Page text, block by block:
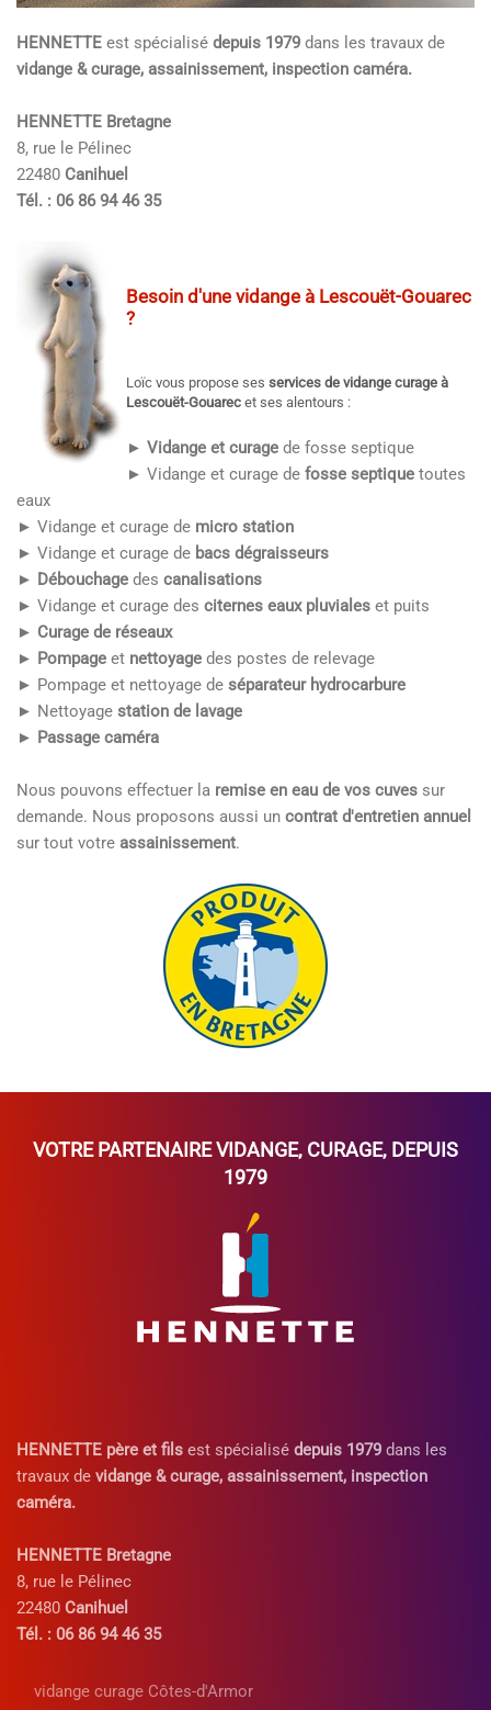
HENNETTE est spécialisé depuis 1979 dans les travaux de
vidange & curage, assainissement, inspection caméra.
HENNETTE Bretagne
8, rue le Pélinec
22480 Canihuel
Tél. : 06 86 94 46 35
Besoin d'une vidange à Lescouët-Gouarec
?
Loïc vous propose ses services de vidange curage à
Lescouët-Gouarec et ses alentours :
► Vidange et curage de fosse septique
► Vidange et curage de fosse septique toutes
eaux
► Vidange et curage de micro station
► Vidange et curage de bacs dégraisseurs
► Débouchage des canalisations
► Vidange et curage des citernes eaux pluviales et puits
► Curage de réseaux
► Pompage et nettoyage des postes de relevage
► Pompage et nettoyage de séparateur hydrocarbure
► Nettoyage station de lavage
► Passage caméra
Nous pouvons effectuer la remise en eau de vos cuves sur
demande. Nous proposons aussi un contrat d'entretien annuel
sur tout votre assainissement.
VOTRE PARTENAIREVIDANGE, CURAGE, DEPUIS
1979
HENNETTE père et fils est spécialisé depuis 1979 dans les
travaux de vidange & curage, assainissement, inspection
caméra.
HENNETTE Bretagne
8, rue le Pélinec
22480 Canihuel
Tél. : 06 86 94 46 35
vidange curage Côtes-d'Armor